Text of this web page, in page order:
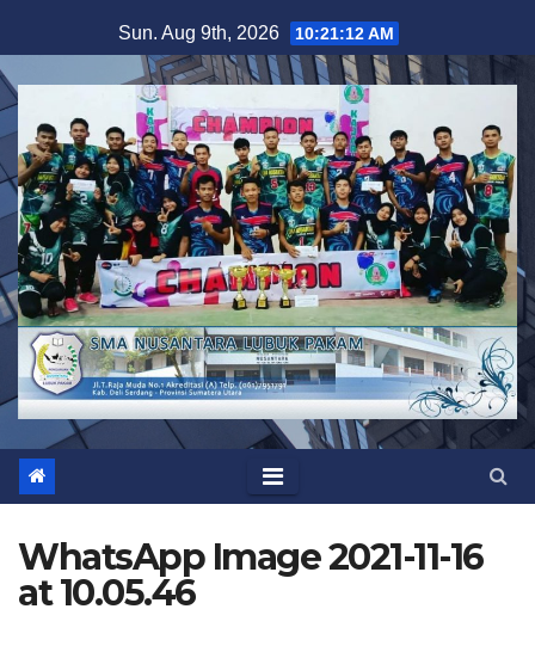
to
content
Sun. Aug 9th, 2026 10:21:12 AM
WhatsApp Image 2021-11-16
at 10.05.46